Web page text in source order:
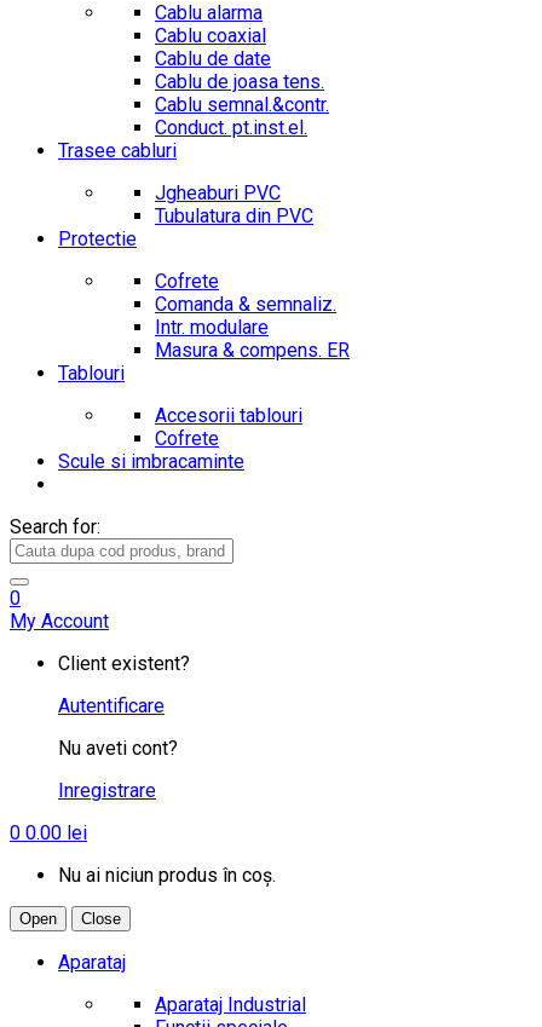
Cablu alarma
Cablu coaxial
Cablu de date
Cablu de joasa tens.
Cablu semnal.&contr.
Conduct. pt.inst.el.
Trasee cabluri
Jgheaburi PVC
Tubulatura din PVC
Protectie
Cofrete
Comanda & semnaliz.
Intr. modulare
Masura & compens. ER
Tablouri
Accesorii tablouri
Cofrete
Scule si imbracaminte
Search for:
0
My Account
Client existent?
Autentificare
Nu aveti cont?
Inregistrare
0 0.00 lei
Nu ai niciun produs în coș.
Open Close
Aparataj
Aparataj Industrial